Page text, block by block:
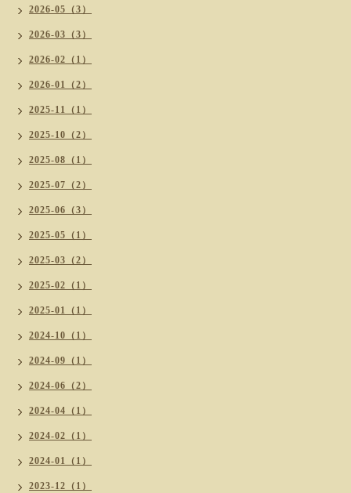
2026-05（3）
2026-03（3）
2026-02（1）
2026-01（2）
2025-11（1）
2025-10（2）
2025-08（1）
2025-07（2）
2025-06（3）
2025-05（1）
2025-03（2）
2025-02（1）
2025-01（1）
2024-10（1）
2024-09（1）
2024-06（2）
2024-04（1）
2024-02（1）
2024-01（1）
2023-12（1）